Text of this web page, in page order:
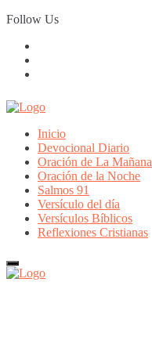
Skip
to
Follow Us
Inicio
Devocional Diario
Oración de La Mañana
Oración de la Noche
Salmos 91
Versículo del día
Versículos Bíblicos
Reflexiones Cristianas